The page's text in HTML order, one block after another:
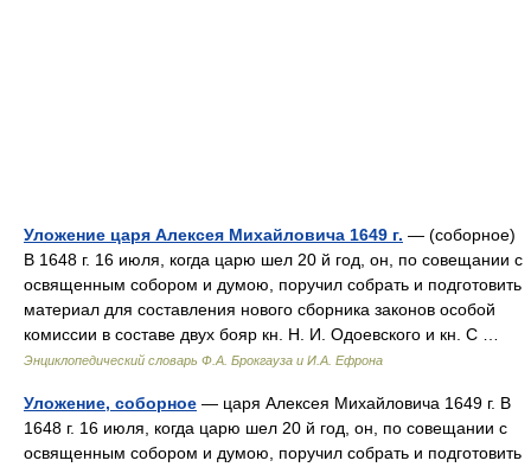
Уложение царя Алексея Михайловича 1649 г. — (соборное)
В 1648 г. 16 июля, когда царю шел 20 й год, он, по совещании с
освященным собором и думою, поручил собрать и подготовить
материал для составления нового сборника законов особой
комиссии в составе двух бояр кн. Н. И. Одоевского и кн. С …
Энциклопедический словарь Ф.А. Брокгауза и И.А. Ефрона
Уложение, соборное — царя Алексея Михайловича 1649 г. В
1648 г. 16 июля, когда царю шел 20 й год, он, по совещании с
освященным собором и думою, поручил собрать и подготовить